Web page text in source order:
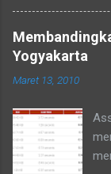
Konfigurasi di
bridge,
komputer 1 dan
menjadi
hehehehee :D
manualnya :D
----eth1---
Kalo dahbisa
Yogyakarta
Maret 13, 2010